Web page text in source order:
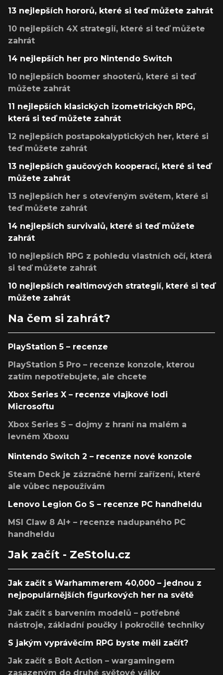
13 nejlepších hororů, které si teď můžete zahrát
10 nejlepších 4X strategií, které si teď můžete
zahrát
14 nejlepších her pro Nintendo Switch
10 nejlepších boomer shooterů, které si teď
můžete zahrát
11 nejlepších klasických izometrických RPG,
která si teď můžete zahrát
12 nejlepších postapokalyptických her, které si
teď můžete zahrát
13 nejlepších gaučových kooperací, které si teď
můžete zahrát
13 nejlepších her s otevřeným světem, které si
teď můžete zahrát
14 nejlepších survivalů, které si teď můžete
zahrát
10 nejlepších RPG z pohledu vlastních očí, která
si teď můžete zahrát
10 nejlepších realtimových strategií, které si teď
můžete zahrát
Na čem si zahrát?
PlayStation 5 – recenze
PlayStation 5 Pro – recenze konzole, kterou
zatím nepotřebujete, ale chcete
Xbox Series X – recenze vlajkové lodi
Microsoftu
Xbox Series S – dojmy z hraní na malém a
levném Xboxu
Nintendo Switch 2 – recenze nové konzole
Steam Deck je zázračné herní zařízení, které
ale vůbec nepoužívám
Lenovo Legion Go S – recenze PC handheldu
MSI Claw 8 AI+ – recenze nadupaného PC
handheldu
Jak začít - ZeStolu.cz
Jak začít s Warhammerem 40,000 – jednou z
nejpopulárnějších figurkových her na světě
Jak začít s barvením modelů – potřebné
nástroje, základní poučky i pokročilé techniky
S jakým vyprávěcím RPG byste měli začít?
Jak začít s Bolt Action – wargamingem
zasazeným do druhé světové války